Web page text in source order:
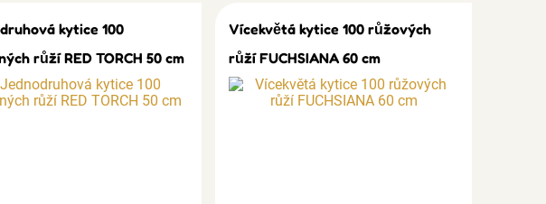
kytice 100
růží RED TORCH 50 cm
Vícekvětá kytice 100 růžových
růží FUCHSIANA 60 cm